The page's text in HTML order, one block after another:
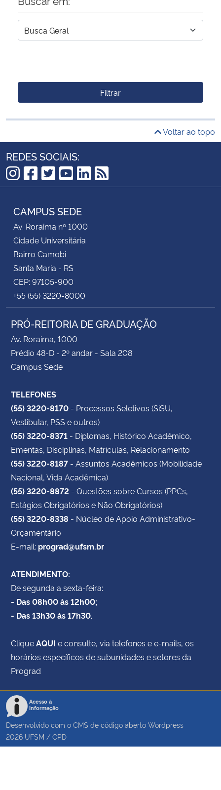
Filtrar
Voltar ao topo
REDES SOCIAIS:
Instagram
Facebook
Twitter
YouTube
LinkedIn
RSS
CAMPUS SEDE
Av. Roraima nº 1000
Cidade Universitária
Bairro Camobi
Santa Maria - RS
CEP: 97105-900
+55 (55) 3220-8000
PRÓ-REITORIA DE GRADUAÇÃO
Av. Roraima, 1000
Prédio 48-D - 2º andar - Sala 208
Campus Sede
TELEFONES
(55) 3220-8170 - Processos Seletivos (SiSU,
Vestibular, PSS e outros)
(55) 3220-8371 - Diplomas, Histórico Acadêmico,
Ementas, Disciplinas, Matrículas, Relacionamento
(55) 3220-8187 - Assuntos Acadêmicos (Mobilidade
Nacional, Vida Acadêmica)
(55) 3220-8872 - Questões sobre Cursos (PPCs,
Estágios Obrigatórios e Não Obrigatórios)
(55) 3220-8338 - Núcleo de Apoio Administrativo-
Orçamentário
E-mail: prograd@ufsm.br
ATENDIMENTO:
De segunda a sexta-feira:
- Das 08h00 às 12h00;
- Das 13h30 às 17h30.
CliqueAQUI e consulte, via telefones e e-mails, os
horários específicos de subunidades e setores da
Prograd
Acesso à
Informação
Desenvolvido com o CMS de código aberto Wordpress
2026 UFSM / CPD